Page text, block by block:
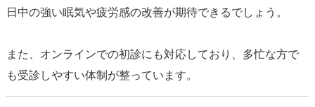
日中の強い眠気や疲労感の改善が期待できるでしょう。
また、オンラインでの初診にも対応しており、多忙な方で